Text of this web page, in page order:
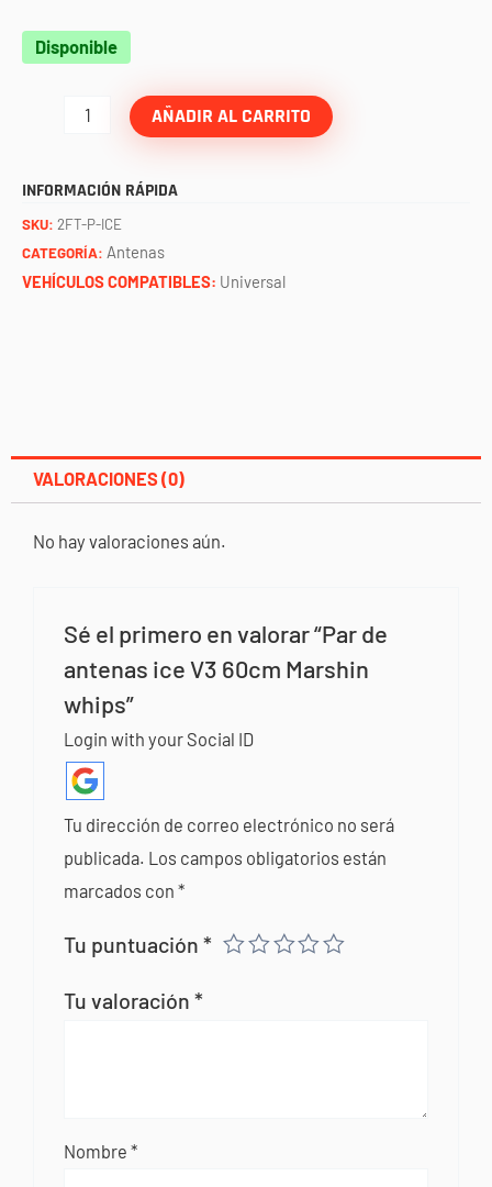
Disponible
Par
Marshin
whips
AÑADIR AL CARRITO
INFORMACIÓN RÁPIDA
SKU: 2FT-P-ICE
CATEGORÍA: Antenas
VEHÍCULOS COMPATIBLES: Universal
VALORACIONES (0)
No hay valoraciones aún.
Sé el primero en valorar “Par de
antenas ice V3 60cm Marshin
whips”
Login with your Social ID
Tu dirección de correo electrónico no será
publicada. Los campos obligatorios están
marcados con*
Tu puntuación*
Tu valoración*
Nombre*